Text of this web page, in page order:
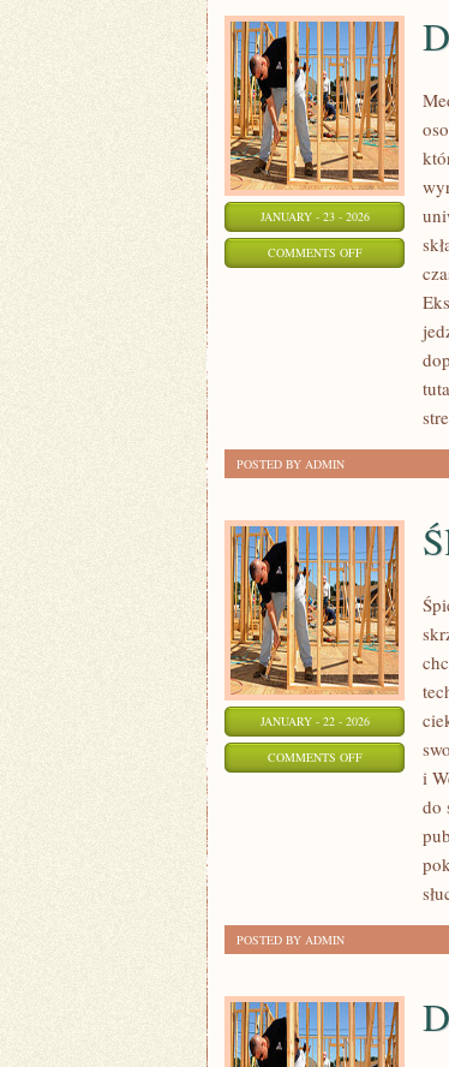
JANUARY - 23 - 2026
COMMENTS OFFON
KULINARNE
POSTED BY ADMIN
JANUARY - 22 - 2026
COMMENTS OFFON
INSPIRACJE
i
do
POSTED BY ADMIN